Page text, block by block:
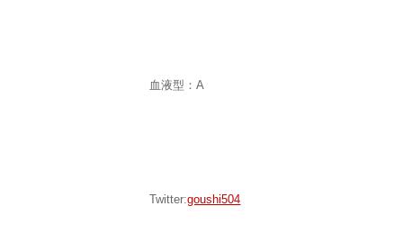
血液型：A
Twitter:goushi504